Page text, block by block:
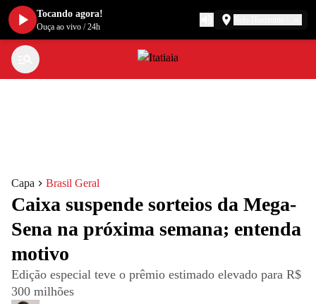
Capa Brasil Geral
Caixa suspende sorteios da Mega-
Sena na próxima semana; entenda
motivo
Edição especial teve o prêmio estimado elevado para R$
300 milhões
Tocando agora!
Ouça ao vivo /24h